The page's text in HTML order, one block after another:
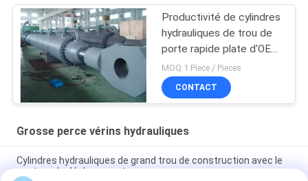
Productivité de cylindres
hydrauliques de trou de
porte rapide plate d'OEM
grande au-dessus de
2000t
MOQ:1 Piece / Pieces
CONTACT
Grosse perce vérins hydrauliques
Cylindres hydrauliques de grand trou de construction avec le
capteur de déplacement